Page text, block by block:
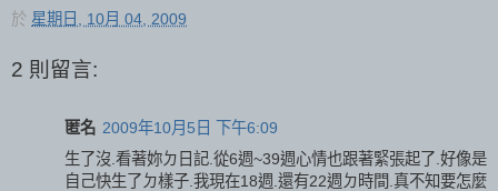
於 星期日, 10月 04, 2009
2 則留言:
匿名 2009年10月5日 下午6:09
生了沒.看著妳ㄉ日記.從6週~39週心情也跟著緊張起了.好像是
自己快生了ㄉ樣子.我現在18週.還有22週ㄉ時間.真不知要怎麼